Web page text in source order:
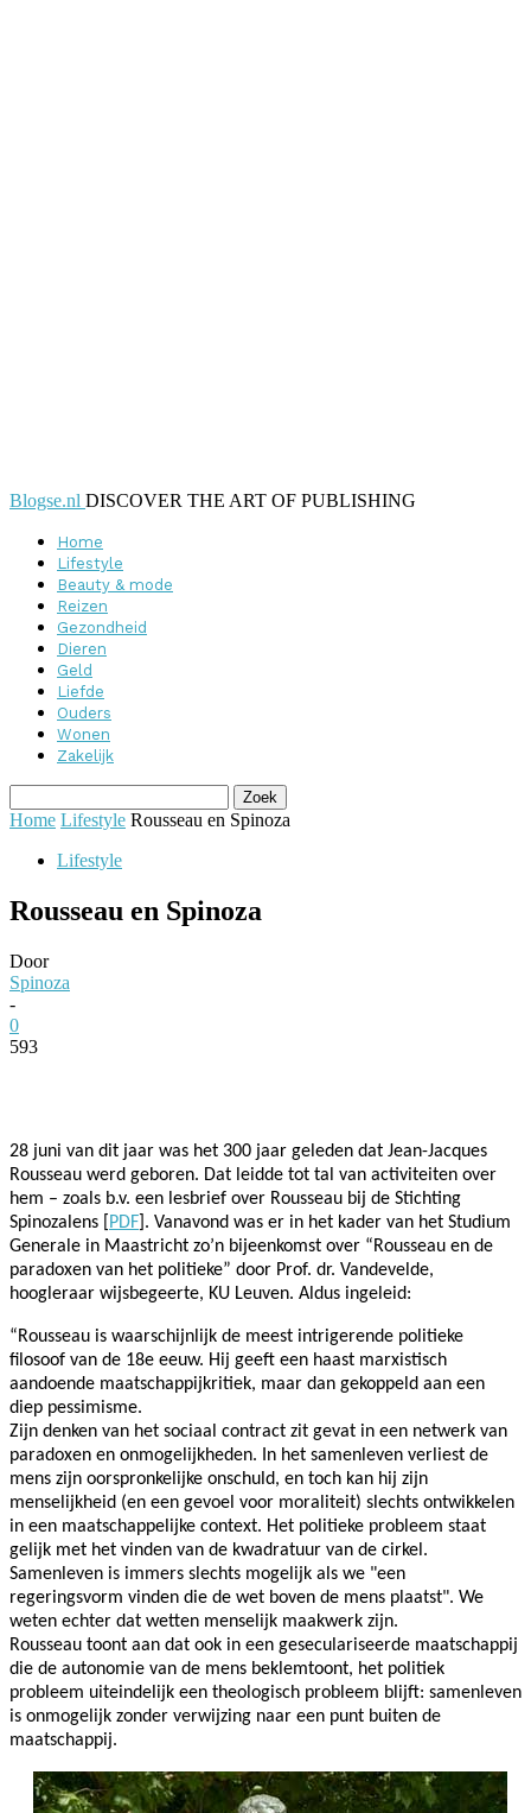
Blogse.nl DISCOVER THE ART OF PUBLISHING
Home
Lifestyle
Beauty & mode
Reizen
Gezondheid
Dieren
Geld
Liefde
Ouders
Wonen
Zakelijk
Home Lifestyle Rousseau en Spinoza
Lifestyle
Rousseau en Spinoza
Door
Spinoza
-
0
593
28 juni van dit jaar was het 300 jaar geleden dat Jean-Jacques
Rousseau werd geboren. Dat leidde tot tal van activiteiten over
hem – zoals b.v. een lesbrief over Rousseau bij de Stichting
Spinozalens [
PDF ]. Vanavond was er in het kader van het Studium
Generale in Maastricht zo’n bijeenkomst over “Rousseau en de
paradoxen van het politieke” door Prof. dr. Vandevelde,
hoogleraar wijsbegeerte, KU Leuven. Aldus ingeleid:
“Rousseau is waarschijnlijk de meest intrigerende politieke
filosoof van de 18e eeuw. Hij geeft een haast marxistisch
aandoende maatschappijkritiek, maar dan gekoppeld aan een
diep pessimisme.
Zijn denken van het sociaal contract zit gevat in een netwerk van
paradoxen en onmogelijkheden. In het samenleven verliest de
mens zijn oorspronkelijke onschuld, en toch kan hij zijn
menselijkheid (en een gevoel voor moraliteit) slechts ontwikkelen
in een maatschappelijke context. Het politieke probleem staat
gelijk met het vinden van de kwadratuur van de cirkel.
Samenleven is immers slechts mogelijk als we "een
regeringsvorm vinden die de wet boven de mens plaatst". We
weten echter dat wetten menselijk maakwerk zijn.
Rousseau toont aan dat ook in een geseculariseerde maatschappij
die de autonomie van de mens beklemtoont, het politiek
probleem uiteindelijk een theologisch probleem blijft: samenleven
is onmogelijk zonder verwijzing naar een punt buiten de
maatschappij.